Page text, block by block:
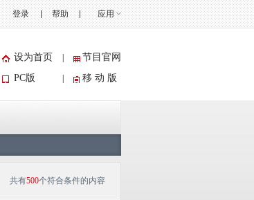
帮助 应用
登录
设为首页
节目官网
PC版
移 动 版
共有500个符合条件的内容